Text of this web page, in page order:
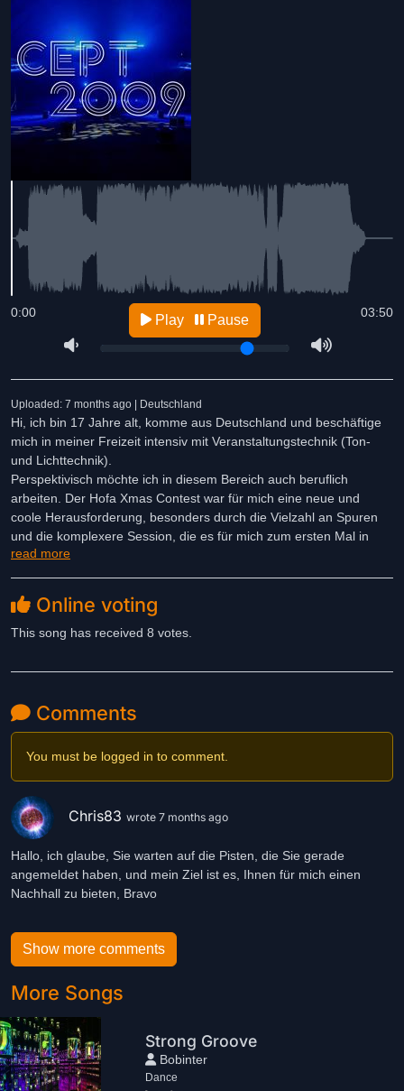
03:50
0:00 Play Pause
Uploaded: 7 months ago | Deutschland
Hi, ich bin 17 Jahre alt, komme aus Deutschland und beschäftige
mich in meiner Freizeit intensiv mit Veranstaltungstechnik (Ton-
und Lichttechnik).
Perspektivisch möchte ich in diesem Bereich auch beruflich
arbeiten. Der Hofa Xmas Contest war für mich eine neue und
coole Herausforderung, besonders durch die Vielzahl an Spuren
und die komplexere Session, die es für mich zum ersten Mal in
dieser Größenordnung war. Im Mix habe ich versucht, die Vocals
druckvollen Sound umzusetzen: kräftiger Bass, ein gut hörbares
Schlagzeug und insgesamt ein Mix, der stabil und „groß" klingt. Ich
hoffe, mein Ergebnis gefällt euch, danke fürs Reinhören!
read more
Online voting
This song has received 8 votes.
Comments
You must be logged in to comment.
Chris83 wrote 7 months ago
Hallo, ich glaube, Sie warten auf die Pisten, die Sie gerade
angemeldet haben, und mein Ziel ist es, Ihnen für mich einen
Nachhall zu bieten, Bravo
Show more comments
More Songs
Strong Groove
Bobinter
Dance